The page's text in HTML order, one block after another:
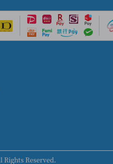
Rights Reserved.